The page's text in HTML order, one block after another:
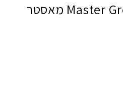
דשן 20-20-20 Master Green מאסטר